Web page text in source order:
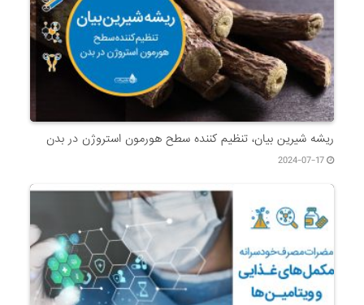
ریشه شیرین بیان، تنظیم کننده سطح هورمون استروژن در بدن
2024-07-17